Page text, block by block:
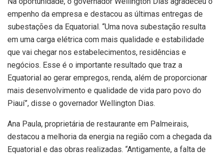
empenho da empresa e destacou as últimas entregas de
subestações da Equatorial. “Uma nova subestação resulta
em uma carga elétrica com mais qualidade e estabilidade
que vai chegar nos estabelecimentos, residências e
negócios. Esse é o importante resultado que traz a
Equatorial ao gerar empregos, renda, além de proporcionar
mais desenvolvimento e qualidade de vida paro povo do
Piauí”, disse o governador Wellington Dias.
Ana Paula, proprietária de restaurante em Palmeirais,
destacou a melhoria da energia na região com a chegada da
Equatorial e das obras realizadas. “Antigamente, a falta de